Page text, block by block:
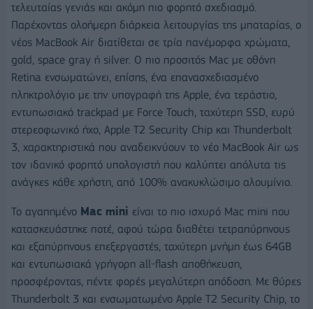
τελευταίας γενιάς και ακόμη πιο φορητό σχεδιασμό.
Παρέχοντας ολοήμερη διάρκεια λειτουργίας της μπαταρίας, ο
νέος MacBook Air διατίθεται σε τρία πανέμορφα χρώματα,
gold, space gray ή silver. Ο πιο προσιτός Mac με οθόνη
Retina ενσωματώνει, επίσης, ένα επανασχεδιασμένο
πληκτρολόγιο με την υπογραφή της Apple, ένα τεράστιο,
εντυπωσιακό trackpad με Force Touch, ταχύτερη SSD, ευρύ
στερεοφωνικό ήχο, Apple T2 Security Chip και Thunderbolt
3, χαρακτηριστικά που αναδεικνύουν το νέο MacBook Air ως
τον ιδανικό φορητό υπολογιστή που καλύπτει απόλυτα τις
ανάγκες κάθε χρήστη, από 100% ανακυκλώσιμο αλουμίνιο.
Το αγαπημένο Mac mini είναι το πιο ισχυρό Mac mini που
κατασκευάστηκε ποτέ, αφού τώρα διαθέτει τετραπύρηνους
και εξαπύρηνους επεξεργαστές, ταχύτερη μνήμη έως 64GB
και εντυπωσιακά γρήγορη all-flash αποθήκευση,
προσφέροντας, πέντε φορές μεγαλύτερη απόδοση. Με θύρες
Thunderbolt 3 και ενσωματωμένο Apple T2 Security Chip, το